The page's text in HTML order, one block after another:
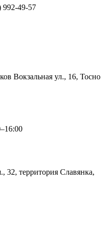
992-49-57
Вокзальная ул., 16, Тосно
32, территория Славянка,